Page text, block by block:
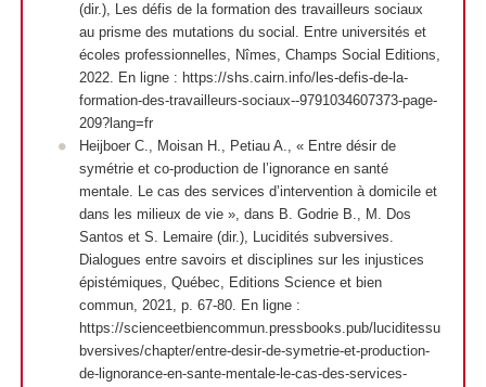
(dir.), Les défis de la formation des travailleurs sociaux
au prisme des mutations du social. Entre universités et
écoles professionnelles, Nîmes, Champs Social Editions,
2022. En ligne : https://shs.cairn.info/les-defis-de-la-
formation-des-travailleurs-sociaux--9791034607373-page-
209?lang=fr
Heijboer C., Moisan H., Petiau A., « Entre désir de
symétrie et co-production de l’ignorance en santé
mentale. Le cas des services d’intervention à domicile et
dans les milieux de vie », dans B. Godrie B., M. Dos
Santos et S. Lemaire (dir.), Lucidités subversives.
Dialogues entre savoirs et disciplines sur les injustices
épistémiques, Québec, Editions Science et bien
commun, 2021, p. 67-80. En ligne :
https://scienceetbiencommun.pressbooks.pub/luciditessu
bversives/chapter/entre-desir-de-symetrie-et-production-
de-lignorance-en-sante-mentale-le-cas-des-services-